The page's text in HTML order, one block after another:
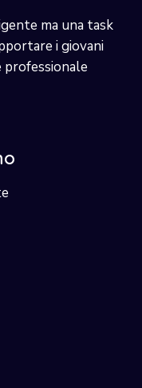
ma una task
i giovani
professionale